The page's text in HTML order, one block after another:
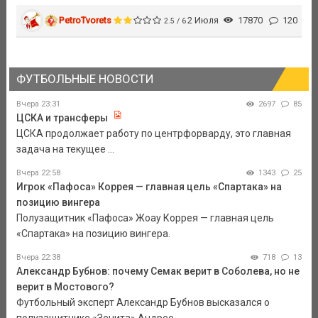
PetroTvorets 2.5 / 62 Июля 17870 120
ФУТБОЛЬНЫЕ НОВОСТИ
Вчера 23:31 2697 85
ЦСКА и трансферы
ЦСКА продолжает работу по центрфорварду, это главная
задача на текущее ...
Вчера 22:58 1343 25
Игрок «Пафоса» Коррея — главная цель «Спартака» на
позицию вингера
Полузащитник «Пафоса» Жоау Коррея — главная цель
«Спартака» на позицию вингера.
Вчера 22:38 718 13
Александр Бубнов: почему Семак верит в Соболева, но не
верит в Мостового?
Футбольный эксперт Александр Бубнов высказался о